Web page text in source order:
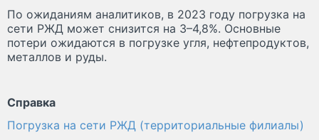
По ожиданиям аналитиков, в 2023 году погрузка на
сети РЖД может снизится на 3–4,8%. Основные
потери ожидаются в погрузке угля, нефтепродуктов,
металлов и руды.
Справка
Погрузка на сети РЖД (территориальные филиалы)